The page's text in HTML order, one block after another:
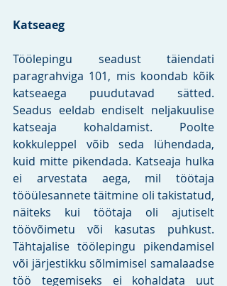
Katseaeg
Töölepingu seadust täiendati
paragrahviga 101, mis koondab kõik
katseaega puudutavad sätted.
Seadus eeldab endiselt neljakuulise
katseaja kohaldamist. Poolte
kokkuleppel võib seda lühendada,
kuid mitte pikendada. Katseaja hulka
ei arvestata aega, mil töötaja
tööülesannete täitmine oli takistatud,
näiteks kui töötaja oli ajutiselt
töövõimetu või kasutas puhkust.
Tähtajalise töölepingu pikendamisel
või järjestikku sõlmimisel samalaadse
töö tegemiseks ei kohaldata uut